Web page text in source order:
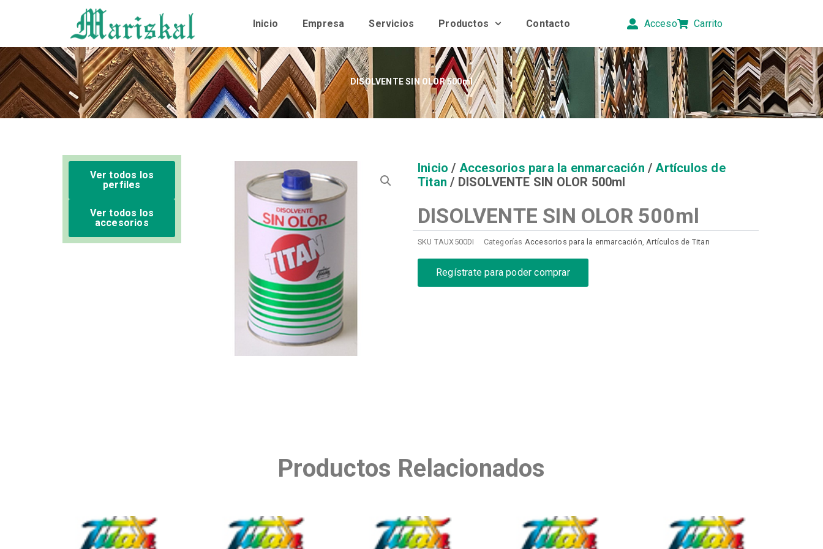
Inicio Empresa Servicios Productos Contacto Acceso Carrito
DISOLVENTE SIN OLOR 500ml
Ver todos los
perfiles
Ver todos los
accesorios
Inicio / Accesorios para la enmarcación /Artículos de
Titan / DISOLVENTE SIN OLOR 500ml
DISOLVENTE SIN OLOR 500ml
SKU TAUX500DI Categorías Accesorios para la enmarcación,Artículos de Titan
Regístrate para poder comprar
Productos Relacionados